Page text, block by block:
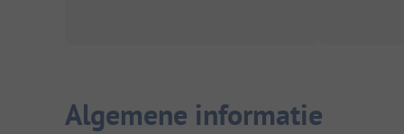
Algemene informatie